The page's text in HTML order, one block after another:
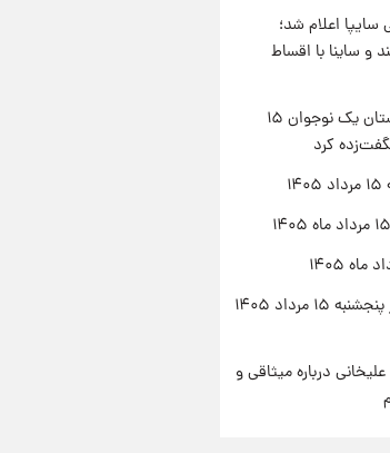
اعلام شد؛
ساینا با اقساط
راز طول عمر انسان در دستان یک نوجوان ۱۵
کرد
قیمت دلار بازار آزاد امروز پنجشنبه ۱۵ مرداد ۱۴۰۵
درباره میثاقی و